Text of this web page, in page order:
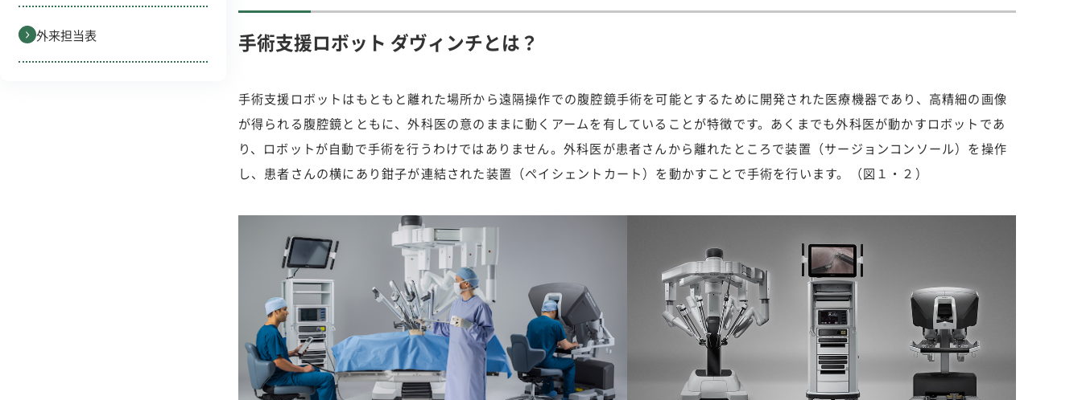
外来担当表 手術支援ロボット ダヴィンチとは？
手術支援ロボットはもともと離れた場所から遠隔操作での腹腔鏡手術を可能とするために開発された医療機器であり、高精細の画像
が得られる腹腔鏡とともに、外科医の意のままに動くアームを有していることが特徴です。あくまでも外科医が動かすロボットであ
り、ロボットが自動で手術を行うわけではありません。外科医が患者さんから離れたところで装置（サージョンコンソール）を操作
し、患者さんの横にあり鉗子が連結された装置（ペイシェントカート）を動かすことで手術を行います。（図１・２）